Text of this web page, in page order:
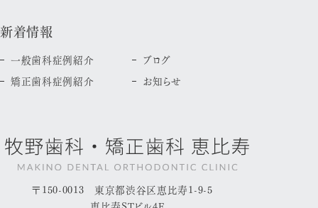
新着情報
一般歯科症例紹介
矯正歯科症例紹介
ブログ
お知らせ
〒150-0013 東京都渋谷区恵比寿1-9-5